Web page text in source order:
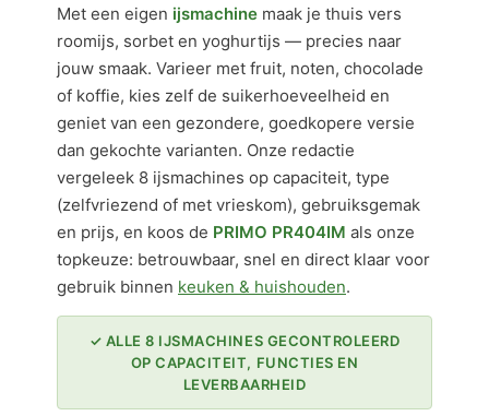
Met een eigen ijsmachine maak je thuis vers
roomijs, sorbet en yoghurtijs — precies naar
jouw smaak. Varieer met fruit, noten, chocolade
of koffie, kies zelf de suikerhoeveelheid en
geniet van een gezondere, goedkopere versie
dan gekochte varianten. Onze redactie
vergeleek 8 ijsmachines op capaciteit, type
(zelfvriezend of met vrieskom), gebruiksgemak
en prijs, en koos de PRIMO PR404IM als onze
topkeuze: betrouwbaar, snel en direct klaar voor
gebruik binnen keuken & huishouden.
✓ ALLE 8 IJSMACHINES GECONTROLEERD
OP CAPACITEIT, FUNCTIES EN
LEVERBAARHEID